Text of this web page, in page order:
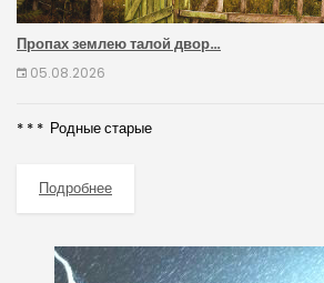
Пропах землею талой двор…
05.08.2026
* * * Родные старые
Подробнее